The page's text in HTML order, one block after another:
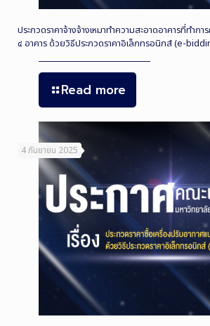
ประกวดราคาจ้างจ้างเหมาทำความสะอาดอาคารที่ทำก
๔ อาคาร ด้วยวิธีประกวดราคาอิเล็กทรอนิกส์ (e-
Read more
4 กันยายน 2025